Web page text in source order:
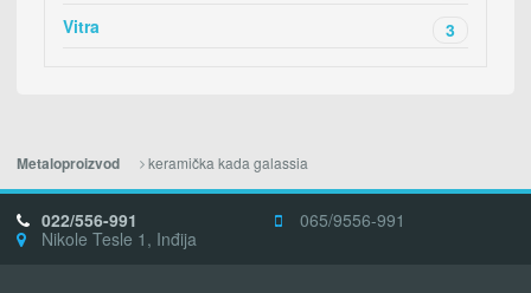
Vitra
3
Metaloproizvod keramička kada galassia
022/556-991
065/9556-991
Nikole Tesle 1, Inđija